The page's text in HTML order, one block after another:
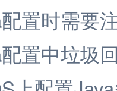
置时需要
置中垃圾